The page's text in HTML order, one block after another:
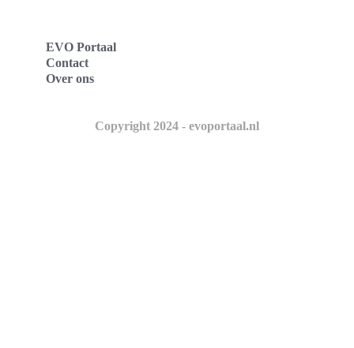
EVO Portaal
Contact
Over ons
Copyright 2024 - evoportaal.nl